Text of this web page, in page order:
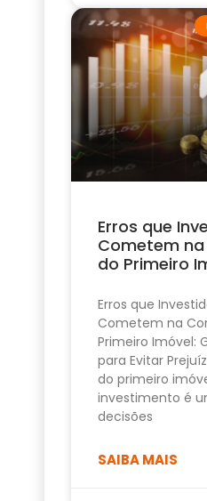
Erros que
Cometem
do Primeiro
Erros que
Cometem na
Primeiro Imóvel:
para Evitar
do primeiro
investimento é
decisões
SAIBA MAIS